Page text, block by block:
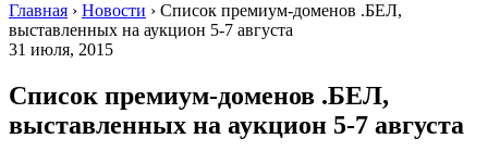
Главная › Новости › Список премиум-доменов .БЕЛ,
выставленных на аукцион 5-7 августа
31 июля, 2015
Список премиум-доменов .БЕЛ,
выставленных на аукцион 5-7 августа